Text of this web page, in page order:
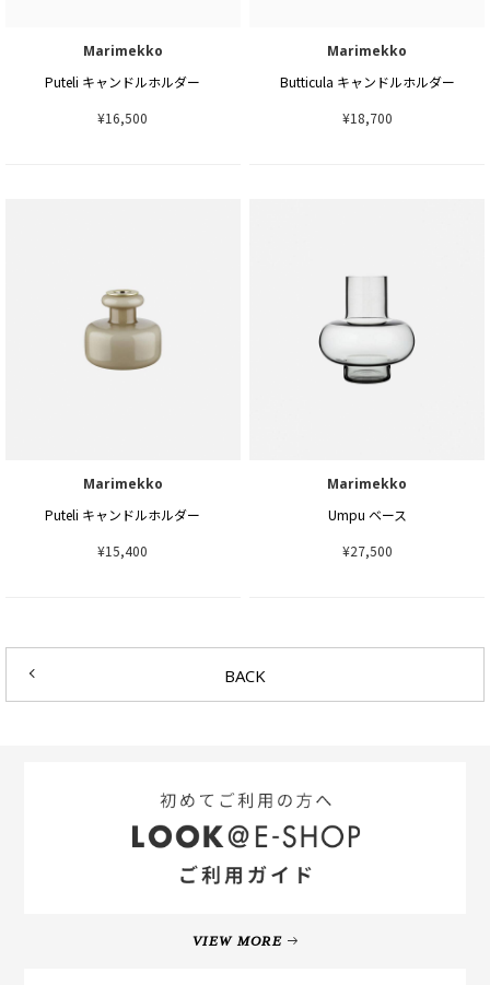
Marimekko
Puteli キャンドルホルダー
¥16,500
Marimekko
Butticula キャンドルホルダー
¥18,700
Marimekko
Puteli キャンドルホルダー
¥15,400
Marimekko
Umpu ベース
¥27,500
BACK
VIEW MORE